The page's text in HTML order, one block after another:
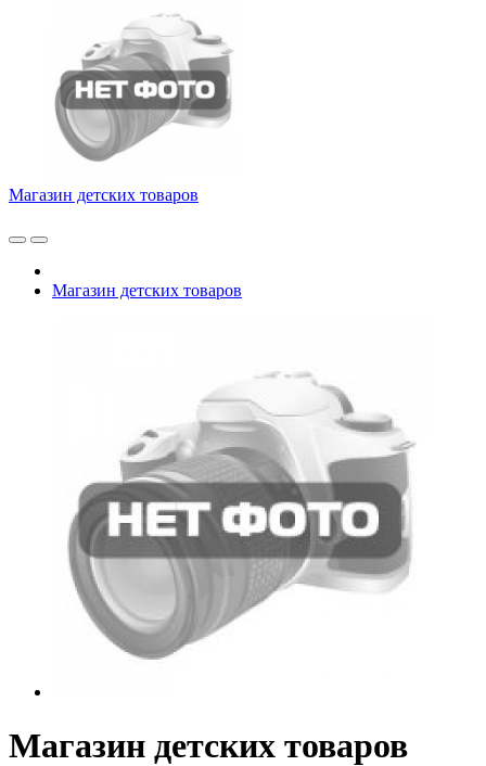
Магазин детских товаров
Магазин детских товаров
Магазин детских товаров